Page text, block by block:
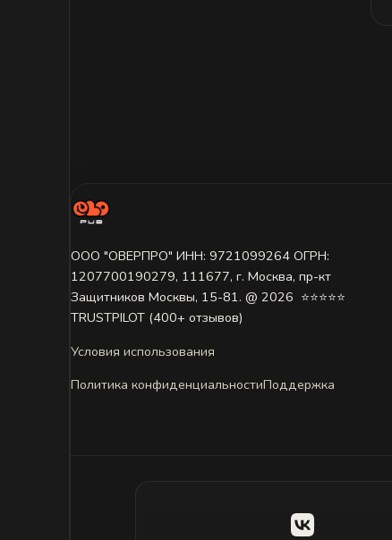
ООО "ОВЕРПРО" ИНН: 9721099264 ОГРН:
1207700190279, 111677, г. Москва, пр-кт
Защитников Москвы, 15-81. @ 2026 ㅤ ⭐⭐⭐⭐⭐
TRUSTPILOT (400+ отзывов)
Условия использования
Политика конфиденциальностиПоддержка